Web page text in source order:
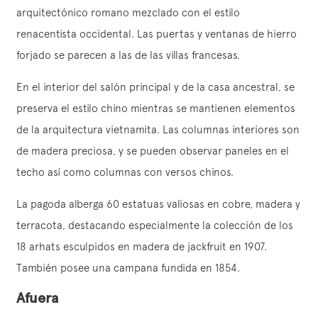
arquitectónico romano mezclado con el estilo
renacentista occidental. Las puertas y ventanas de hierro
forjado se parecen a las de las villas francesas.
En el interior del salón principal y de la casa ancestral, se
preserva el estilo chino mientras se mantienen elementos
de la arquitectura vietnamita. Las columnas interiores son
de madera preciosa, y se pueden observar paneles en el
techo así como columnas con versos chinos.
La pagoda alberga 60 estatuas valiosas en cobre, madera y
terracota, destacando especialmente la colección de los
18 arhats esculpidos en madera de jackfruit en 1907.
También posee una campana fundida en 1854.
Afuera